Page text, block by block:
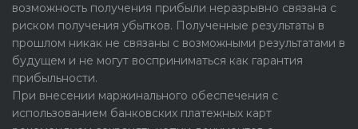
возможность получения прибыли неразрывно связана с
риском получения убытков. Полученные результаты в
прошлом никак не связаны с возможными результатами в
будущем и не могут восприниматься как гарантия
прибыльности.
При внесении маржинального обеспечения с
использованием банковских платежных карт